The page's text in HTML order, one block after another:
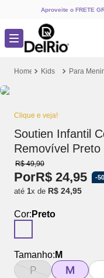
Aproveite o FRETE
Kids Para
Clique e veja!
Soutien Infantil
Removível Preto
R$ 49,90
PorR$ 24,95 -
até 1x de R$ 24,95
Cor: Preto
Tamanho: M
P M